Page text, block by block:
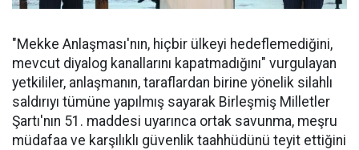
"Mekke Anlaşması'nın, hiçbir ülkeyi hedeflemediğini,
mevcut diyalog kanallarını kapatmadığını" vurgulayan
yetkililer, anlaşmanın, taraflardan birine yönelik silahlı
saldırıyı tümüne yapılmış sayarak Birleşmiş Milletler
Şartı'nın 51. maddesi uyarınca ortak savunma, meşru
müdafaa ve karşılıklı güvenlik taahhüdünü teyit ettiğini